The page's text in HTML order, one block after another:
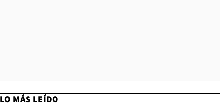
LO MÁS LEÍDO